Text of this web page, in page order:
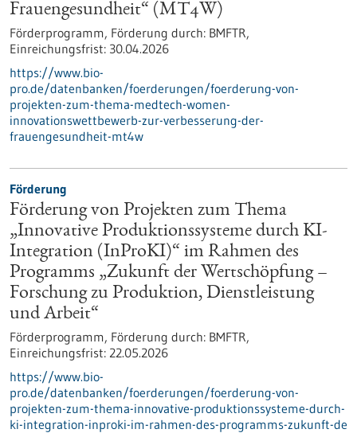
Frauengesundheit“ (MT4W)
Förderprogramm, Förderung durch: BMFTR,
Einreichungsfrist: 30.04.2026
https://www.bio-
pro.de/datenbanken/foerderungen/foerderung-von-
projekten-zum-thema-medtech-women-
innovationswettbewerb-zur-verbesserung-der-
frauengesundheit-mt4w
Förderung
Förderung von Projekten zum Thema
„Innovative Produktionssysteme durch KI-
Integration (InProKI)“ im Rahmen des
Programms „Zukunft der Wertschöpfung –
Forschung zu Produktion, Dienstleistung
und Arbeit“
Förderprogramm, Förderung durch: BMFTR,
Einreichungsfrist: 22.05.2026
https://www.bio-
pro.de/datenbanken/foerderungen/foerderung-von-
projekten-zum-thema-innovative-produktionssysteme-durch-
ki-integration-inproki-im-rahmen-des-programms-zukunft-de